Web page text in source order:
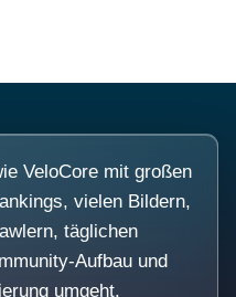
VeloCore mit großen
vielen Bildern,
täglichen
Aufbau und
umgeht.